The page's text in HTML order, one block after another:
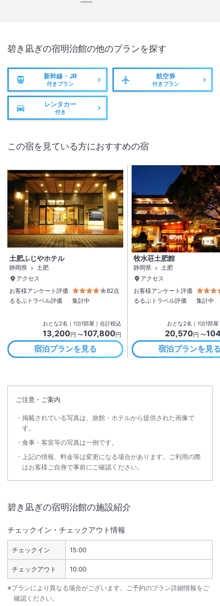
碧き凪ぎの宿明治館の他のプランを探す
新幹線・JR
付きプラン
航空券
付きプラン
レンタカー
付き
この宿を見ている方におすすめの宿
土肥ふじやホテル
静岡県
土肥
アクセス
お客様アンケート評価
82点
るるぶトラベル評価
集計中
おとな2名 ｜ 1泊1部屋｜合計税込
13,200円 〜107,800円
宿泊プランを見る
牧水荘土肥館
静岡県
土肥
アクセス
お客様アンケート評価
るるぶトラベル評価
集計中
おとな2名 ｜ 1泊1部屋
20,570円 〜
宿泊プランを見
ご注意・ご案内
掲載されている写真は、旅館・ホテルから提供された画像で
す。
食事・客室等の写真は一例です。
上記の情報、料金等は変更になる場合があります。ご利用の際
はお客様ご自身で事前にご確認ください。
碧き凪ぎの宿明治館の施設紹介
チェックイン・チェックアウト情報
チェックイン 15:00
チェックアウト 10:00
※プランにより異なる場合がございます。ご予約のプラン詳細情報をご
確認ください。